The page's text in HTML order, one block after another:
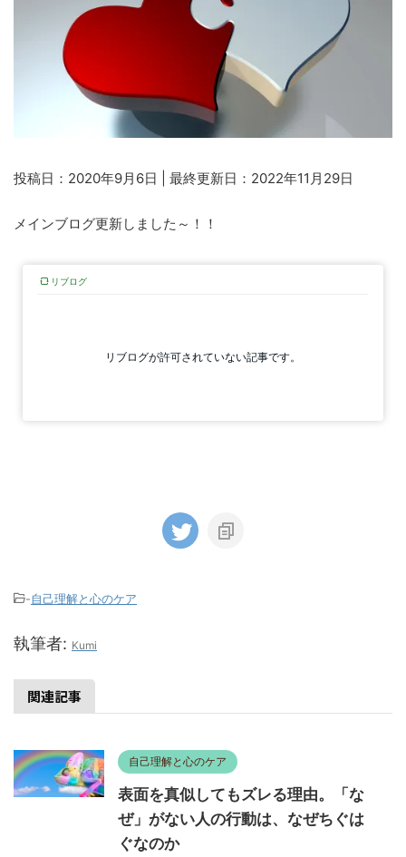
投稿日：2020年9月6日 | 最終更新日：2022年11月29日
メインブログ更新しました～！！
-自己理解と心のケア
執筆者: Kumi
関連記事
自己理解と心のケア
表面を真似してもズレる理由。「な
ぜ」がない人の行動は、なぜちぐは
ぐなのか